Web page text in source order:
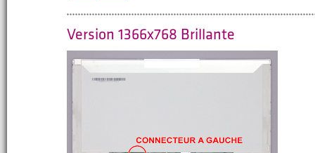
Version 1366x768 Brillante